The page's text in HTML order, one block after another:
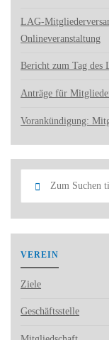
LAG-
Onlineveranstaltung
Bericht zum Tag des
Anträge für
Vorankündigung:
Suchen
VEREIN
Ziele
Geschäftsstelle